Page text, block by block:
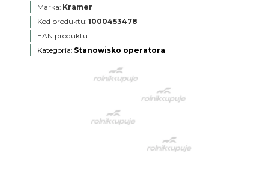
Marka: Kramer
Kod produktu: 1000453478
EAN produktu:
Kategoria: Stanowisko operatora